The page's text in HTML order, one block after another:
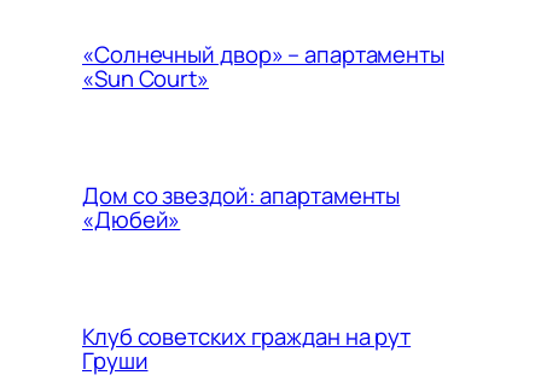
«Солнечный двор» – апартаменты
«Sun Court»
Дом со звездой: апартаменты
«Дюбей»
Клуб советских граждан на рут
Груши